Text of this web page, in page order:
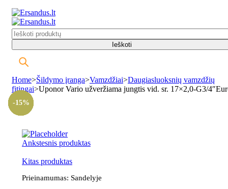
Home>Šildymo įranga>Vamzdžiai>Daugiasluoksnių vamzdžių
fitingai>Uponor Vario užveržiama jungtis vid. sr. 17×2,0-G3/
-10%
Ankstesnis produktas
Kitas produktas
Prieinamumas: Sandelyje
-10%
-10%
-20%
-10%
-20%
-15%